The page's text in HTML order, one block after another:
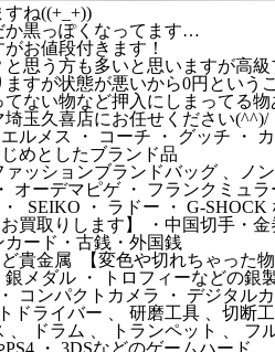
ね((+_+))
か黒っぽくなってます…
お値段付きます！
思う方も多いと思いますが高
すが状態が悪いから0円という
ない物など押入にしまってる物
玉久喜店にお任せください(^^)/
ルメス ・ コーチ ・ グッチ ・
めとしたブランド品
ァッションブランドバッグ 、ノ
オーデマピゲ ・ フランクミュ
SEIKO ・ ラドー ・ G-SHOCK
買取りします】 ・中国切手・
カード・古銭・外国銭
貴金属 【変色や切れちゃった
メダル ・ トロフィーなどの銀
コンパクトカメラ ・ デジタル
ドライバー 、 研磨工具 、切断
、 ドラム 、 トランペット 、 フ
・ 3DSなどのゲームハード